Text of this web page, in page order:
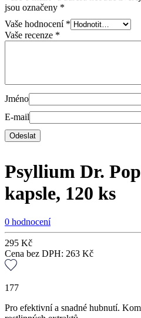
jsou označeny *
Vaše hodnocení *
Vaše recenze *
Jméno
E-mail
Psyllium Dr.
kapsle, 120 ks
0 hodnocení
295 Kč
Cena bez DPH: 263 Kč
177
Pro efektivní a snadné hubnutí.